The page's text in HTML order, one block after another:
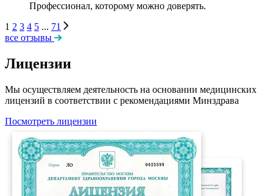
Профессионал, которому можно доверять.
1 2 3 4 5 ... 71
все отзывы
Лицензии
Мы осуществляем деятельность на основании медицинских
лицензий в соответствии с рекомендациями Минздрава
Посмотреть лицензии